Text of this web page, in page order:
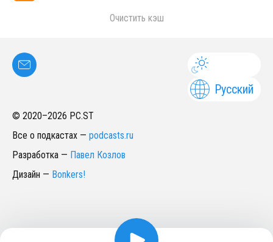
Очистить кэш
Русский
© 2020–2026 PC.ST
Все о подкастах — podcasts.ru
Разработка — Павел Козлов
Дизайн — Bonkers!